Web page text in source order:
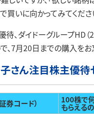
買いに向かってみてくださ
、ダイドーグループHD
、7月20日までの購入をお
さん注目株主優待
券コード） 100株で
もらえる